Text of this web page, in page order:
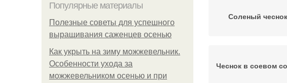
Популярные материалы
Полезные советы для успешного
выращивания саженцев осенью
Как укрыть на зиму можжевельник.
Особенности ухода за
можжевельником осенью и при
Соленый чеснок
Чеснок в соевом